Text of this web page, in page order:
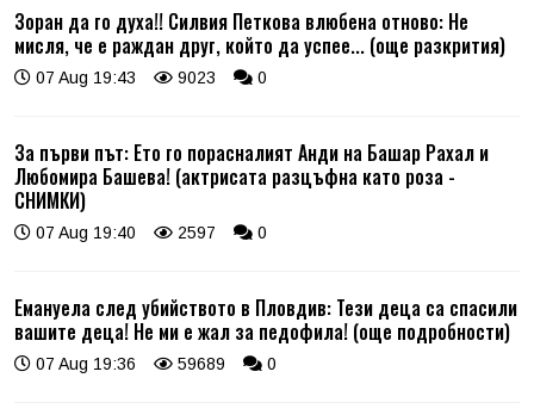
Зоран да го духа!! Силвия Петкова влюбена отново: Не
мисля, че е раждан друг, който да успее... (още разкрития)
07 Aug 19:43 9023 0
За първи път: Ето го порасналият Анди на Башар Рахал и
Любомира Башева! (актрисата разцъфна като роза -
СНИМКИ)
07 Aug 19:40 2597 0
Емануела след убийството в Пловдив: Тези деца са спасили
вашите деца! Не ми е жал за педофила! (още подробности)
07 Aug 19:36 59689 0